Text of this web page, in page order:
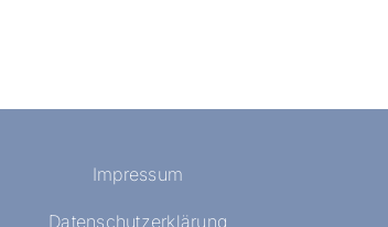
Impressum
Datenschutzerklärung